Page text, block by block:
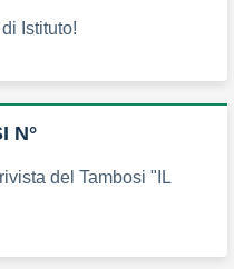
Istituto!
N°
del Tambosi "IL